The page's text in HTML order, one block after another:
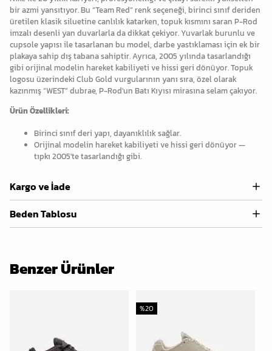
bir azmi yansıtıyor. Bu “Team Red” renk seçeneği, birinci sınıf deriden
üretilen klasik siluetine canlılık katarken, topuk kısmını saran P-Rod
imzalı desenli yan duvarlarla da dikkat çekiyor. Yuvarlak burunlu ve
cupsole yapısı ile tasarlanan bu model, darbe yastıklaması için ek bir
plakaya sahip dış tabana sahiptir. Ayrıca, 2005 yılında tasarlandığı
gibi orijinal modelin hareket kabiliyeti ve hissi geri dönüyor. Topuk
logosu üzerindeki Club Gold vurgularının yanı sıra, özel olarak
kazınmış “WEST” dubrae, P-Rod'un Batı Kıyısı mirasına selam çakıyor.
Ürün Özellikleri:
Birinci sınıf deri yapı, dayanıklılık sağlar.
Orijinal modelin hareket kabiliyeti ve hissi geri dönüyor —
tıpkı 2005'te tasarlandığı gibi.
Kargo ve İade
Beden Tablosu
Benzer Ürünler
%20